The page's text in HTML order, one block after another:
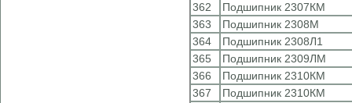
362
Подшипник 2307КМ
363
Подшипник 2308М
364
Подшипник 2308Л1
365
Подшипник 2309ЛМ
366
Подшипник 2310КМ
367
Подшипник 2310КМ